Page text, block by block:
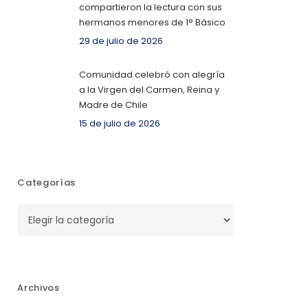
compartieron la lectura con sus
hermanos menores de 1° Básico
29 de julio de 2026
Comunidad celebró con alegría
a la Virgen del Carmen, Reina y
Madre de Chile
15 de julio de 2026
Categorías
Archivos